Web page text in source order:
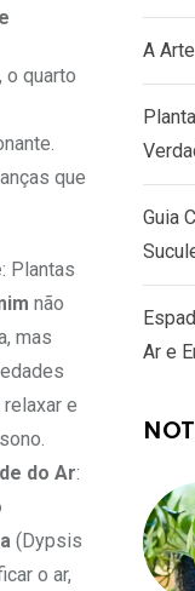
o quarto
que
: Plantas
não
mas
e
do Ar:
(Dypsis
o ar,
A
Guia
Ar e